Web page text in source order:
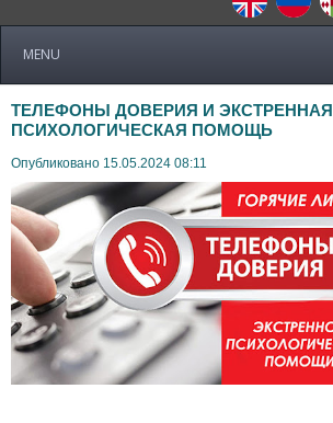
MENU
ТЕЛЕФОНЫ ДОВЕРИЯ И ЭКСТРЕННАЯ
ПСИХОЛОГИЧЕСКАЯ ПОМОЩЬ
Опубликовано 15.05.2024 08:11